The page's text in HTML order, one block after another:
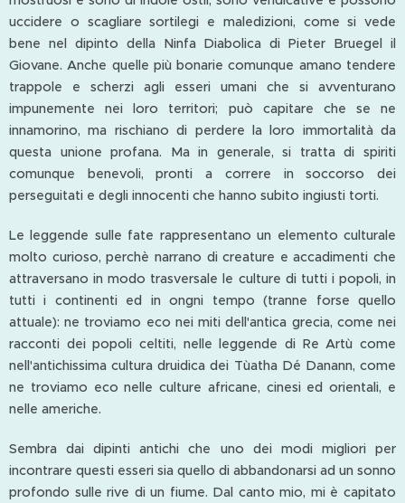
uccidere o scagliare sortilegi e maledizioni, come si vede
bene nel dipinto della Ninfa Diabolica di Pieter Bruegel il
Giovane. Anche quelle più bonarie comunque amano tendere
trappole e scherzi agli esseri umani che si avventurano
impunemente nei loro territori; può capitare che se ne
innamorino, ma rischiano di perdere la loro immortalità da
questa unione profana. Ma in generale, si tratta di spiriti
comunque benevoli, pronti a correre in soccorso dei
perseguitati e degli innocenti che hanno subito ingiusti torti.
Le leggende sulle fate rappresentano un elemento culturale
molto curioso, perchè narrano di creature e accadimenti che
attraversano in modo trasversale le culture di tutti i popoli, in
tutti i continenti ed in ongni tempo (tranne forse quello
attuale): ne troviamo eco nei miti dell'antica grecia, come nei
racconti dei popoli celtiti, nelle leggende di Re Artù come
nell'antichissima cultura druidica dei Tùatha Dé Danann, come
ne troviamo eco nelle culture africane, cinesi ed orientali, e
nelle americhe.
Sembra dai dipinti antichi che uno dei modi migliori per
incontrare questi esseri sia quello di abbandonarsi ad un sonno
profondo sulle rive di un fiume. Dal canto mio, mi è capitato